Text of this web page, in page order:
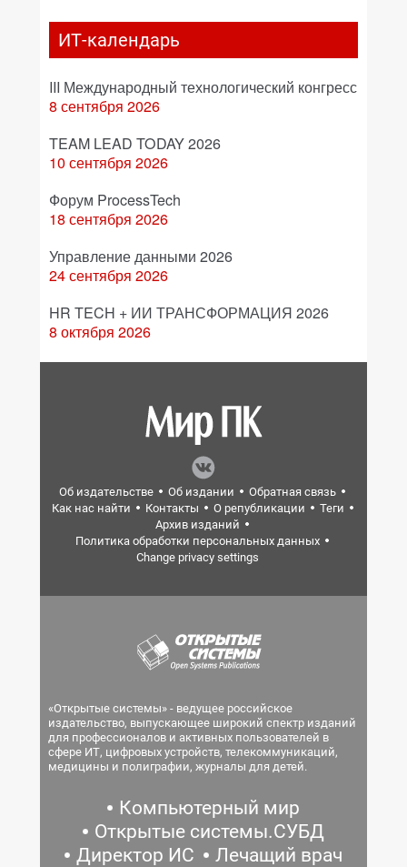
ИТ-календарь
III Международный технологический конгресс
8 сентября 2026
TEAM LEAD TODAY 2026
10 сентября 2026
Форум ProcessTech
18 сентября 2026
Управление данными 2026
24 сентября 2026
HR TECH + ИИ ТРАНСФОРМАЦИЯ 2026
8 октября 2026
Об издательстве Об издании
Обратная связь
Как нас найти
Контакты О републикации
Теги
Архив изданий
Политика обработки персональных данных
Change privacy settings
«Открытые системы» - ведущее российское
издательство, выпускающее широкий спектр изданий
для профессионалов и активных пользователей в
сфере ИТ, цифровых устройств, телекоммуникаций,
медицины и полиграфии, журналы для детей.
Компьютерный мир
Открытые системы.СУБД
Директор ИС
Лечащий врач